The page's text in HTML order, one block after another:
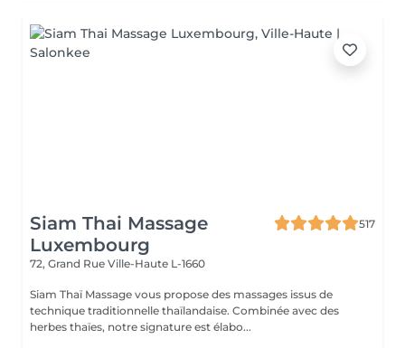
Siam Thai Massage
Luxembourg
517
72, Grand Rue Ville-Haute L-1660
Siam Thaï Massage vous propose des massages issus de
technique traditionnelle thaïlandaise. Combinée avec des
herbes thaïes, notre signature est élabo...